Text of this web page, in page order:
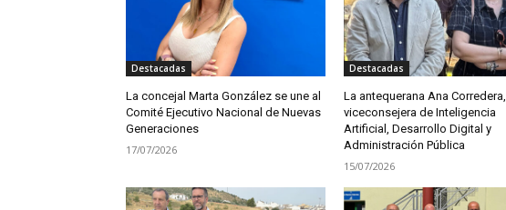
Destacadas
La concejal Marta González se une al
Comité Ejecutivo Nacional de Nuevas
Generaciones
17/07/2026
Destacadas
La antequerana Ana Corredera,
viceconsejera de Inteligencia
Artificial, Desarrollo Digital y
Administración Pública
15/07/2026